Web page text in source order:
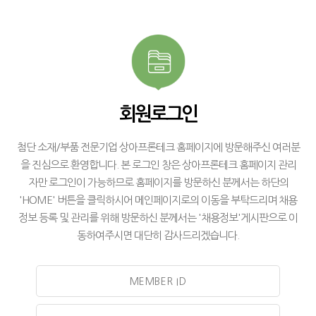
회원로그인
첨단 소재/부품 전문기업 상아프론테크 홈페이지에 방문해주신 여러분
을 진심으로 환영합니다. 본 로그인 창은 상아프론테크 홈페이지 관리
자만 로그인이 가능하므로 홈페이지를 방문하신 분께서는 하단의
'HOME' 버튼을 클릭하시어 메인페이지로의 이동을 부탁드리며 채용
정보 등록 및 관리를 위해 방문하신 분께서는 '채용정보'게시판으로 이
동하여주시면 대단히 감사드리겠습니다.